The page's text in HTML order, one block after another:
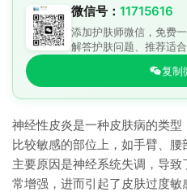
微信号： 11715616
添加护肤师微信，免费
解答护肤问题、推荐适
复制
神经性皮炎是一种皮肤病的类
比较敏感的部位上，如手臂、
主要原因是神经系统失调，导
常增强，进而引起了皮肤过度敏